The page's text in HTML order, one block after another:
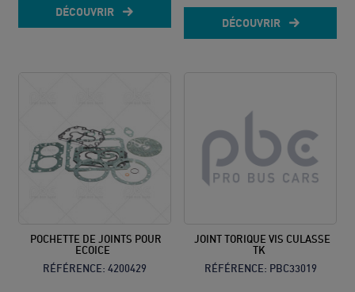
DÉCOUVRIR
DÉCOUVRIR
POCHETTE DE JOINTS POUR
ECOICE
RÉFÉRENCE: 4200429
JOINT TORIQUE VIS CULASSE
TK
RÉFÉRENCE: PBC33019